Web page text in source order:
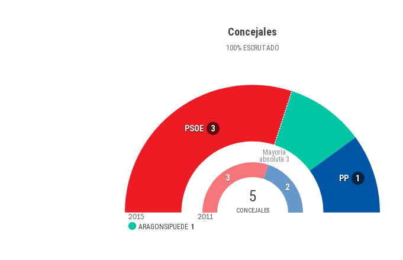
Concejales
100%ESCRUTADO
PSOE 3
PP 1
5
CONCEJALES
Mayoría
absoluta 3
ARAGONSIPUEDE 1
3
2
2015 2011